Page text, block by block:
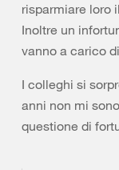
risparmiare loro
Inoltre un
vanno a carico
I colleghi si
anni non mi
questione di